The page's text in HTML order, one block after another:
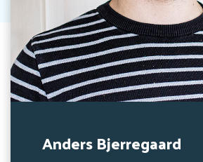
Anders Bjerregaard